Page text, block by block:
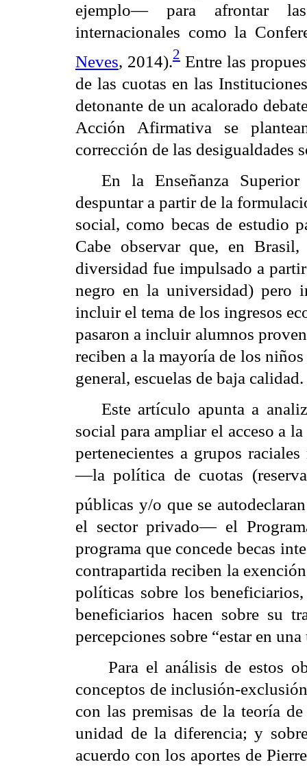
ejemplo— para afrontar
internacionales como la
Neves, 2014).2Entre las
de las cuotas en las
detonante de un acalorado
Acción Afirmativa se
corrección de las desigualdades
En la Enseñanza
despuntar a partir de la
social, como becas de estudio
Cabe observar que, en
diversidad fue impulsado a
negro en la universidad) pero
incluir el tema de los ingresos
pasaron a incluir alumnos
reciben a la mayoría de los
general, escuelas de baja calidad.
Este artículo apunta a
social para ampliar el acceso a
pertenecientes a grupos
—la política de cuotas
públicas y/o que se
el sector privado— el
programa que concede becas
contrapartida reciben la
políticas sobre los
beneficiarios hacen sobre su
percepciones sobre “estar en
Para el análisis de estos
conceptos de inclusión-
con las premisas de la teoría
unidad de la diferencia; y
acuerdo con los aportes de